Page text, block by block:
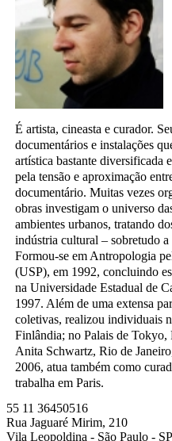
É artista, cineasta e curador.
documentários e instalações
artística bastante diversificada
pela tensão e aproximação
documentário. Muitas vezes
obras investigam o universo
ambientes urbanos, tratando
indústria cultural – sobretudo
Formou-se em Antropologia
(USP), em 1992, concluindo
na Universidade Estadual de
1997. Além de uma extensa
coletivas, realizou individuais
Finlândia; no Palais de Tokyo,
Anita Schwartz, Rio de
2006, atua também como
trabalha em Paris.
55 11 36450516
Rua Jaguaré Mirim, 210
Vila Leopoldina - São Paulo -